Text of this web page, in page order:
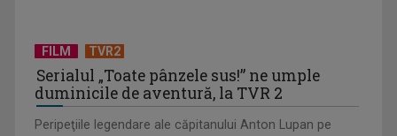
FILM TVR2
Serialul „Toate pânzele sus!” ne umple
duminicile de aventură, la TVR 2
Peripeţiile legendare ale căpitanului Anton Lupan pe